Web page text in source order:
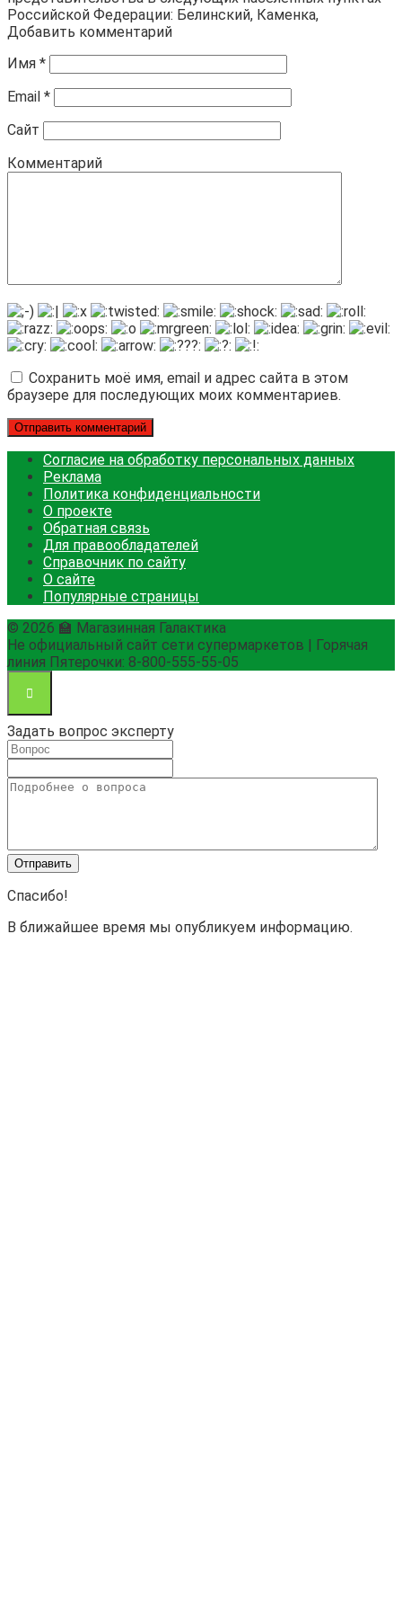
Российской Федерации: Белинский, Каменка,
Добавить комментарий
Имя *
Email *
Сайт
Комментарий
Сохранить моё имя, email и адрес сайта в этом
браузере для последующих моих комментариев.
Согласие на обработку персональных данных
Реклама
Политика конфиденциальности
О проекте
Обратная связь
Для правообладателей
Справочник по сайту
О сайте
Популярные страницы
© 2026 🏫 Магазинная Галактика
Не официальный сайт сети супермаркетов | Горячая
линия Пятерочки: 8-800-555-55-05
Задать вопрос эксперту
Спасибо!
В ближайшее время мы опубликуем информацию.